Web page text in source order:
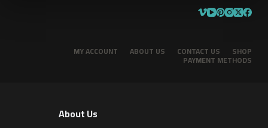
SHOP
CONTACT US
ABOUT US
MY ACCOUNT
PAYMENT METHODS
About Us